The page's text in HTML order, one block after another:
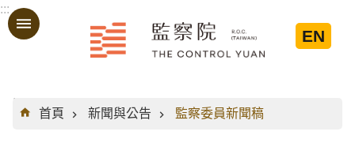
跳到主要內容區塊
:::
EN
:::
首頁
新聞與公告 監察委員新聞稿